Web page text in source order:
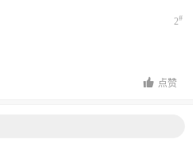
2#
点赞